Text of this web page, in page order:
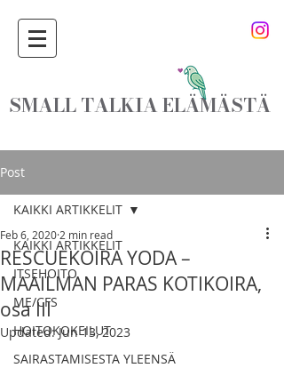
SMALL TALKIA ELÄMÄSTÄ
Post
KAIKKI ARTIKKELIT
ITSEHOITO
ME/CFS
HOITOKOKEILUT
SAIRASTAMISESTA YLEENSÄ
KAIKKI ARTIKKELIT
RESCUEKOIRA YODA –
MAAILMAN PARAS KOTIKOIRA,
osa III
Feb 6, 2020 2 min read
Updated:Jun 13, 2023